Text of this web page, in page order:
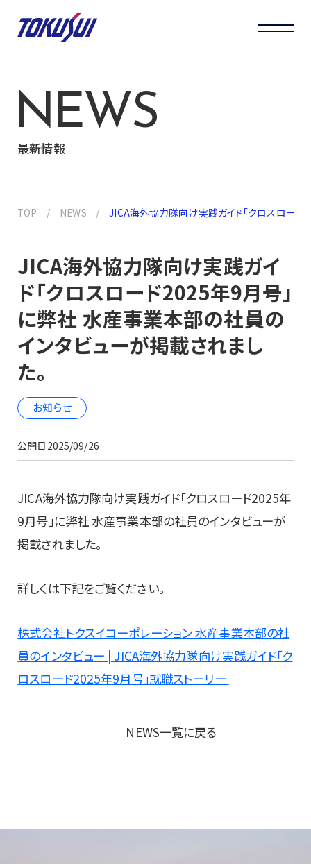
NEWS
最新情報
TOP NEWS JICA海外協力隊向け実践ガイド「クロスロー
JICA海外協力隊向け実践ガイ
ド「クロスロード2025年9月号」
に弊社 水産事業本部の社員の
インタビューが掲載されまし
た。
お知らせ
公開日 2025/09/26
JICA海外協力隊向け実践ガイド「クロスロード2025年
9月号」に弊社 水産事業本部の社員のインタビューが
掲載されました。
詳しくは下記をご覧ください。
株式会社トクスイコーポレーション 水産事業本部の社
員のインタビュー | JICA海外協力隊向け実践ガイド「ク
ロスロード2025年9月号」就職ストーリー
NEWS一覧に戻る